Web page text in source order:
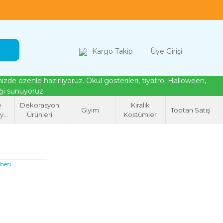
Kargo Takip Üye Girişi
özenle hazırlıyoruz. Okul gösterileri, tiyatro, Halloween,
sunuyoruz.
Dekorasyon
Ürünleri
Giyim
Kiralık
Kostümler
Toptan Satış